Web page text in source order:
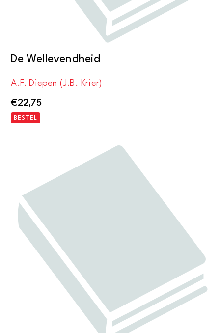
De Wellevendheid
A.F. Diepen (J.B. Krier)
€22,75
BESTEL